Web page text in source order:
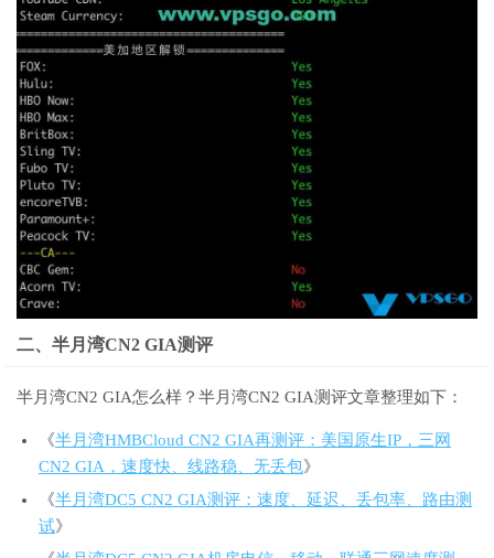
二、半月湾CN2 GIA测评
半月湾CN2 GIA怎么样？半月湾CN2 GIA测评文章整理如下：
《半月湾HMBCloud CN2 GIA再测评：美国原生IP，三网
CN2 GIA，速度快、线路稳、无丢包》
《半月湾DC5 CN2 GIA测评：速度、延迟、丢包率、路由测
试》